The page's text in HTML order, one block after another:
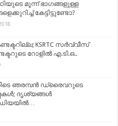
മൂന്ന് ഭാഗങ്ങളുള്ള
കേട്ടിട്ടുണ്ടോ?
KSRTC സർവ്വീസ്
റോളിൽ എ.ടി.ഒ..
ഞരമ്പന്‍ ഡ്രൈവറുടെ
ദൃശ്യങ്ങള്‍